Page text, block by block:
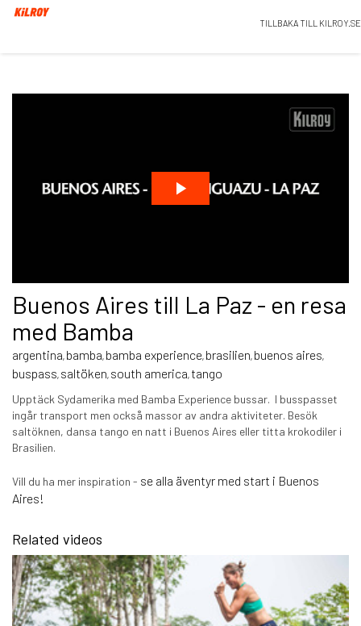
TILLBAKA TILL KILROY.SE
Buenos Aires till La Paz - en resa
med Bamba
argentina, bamba, bamba experience, brasilien, buenos aires,
buspass, saltöken, south america, tango
Upptäck Sydamerika med Bamba Experience bussar. I busspasset
ingår transport men också massor av andra aktiviteter. Besök
saltöknen, dansa tango en natt i Buenos Aires eller titta krokodiler i
Brasilien.
Vill du ha mer inspiration - se alla äventyr med start i Buenos
Aires!
Related videos